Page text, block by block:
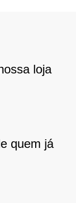
loja
quem já